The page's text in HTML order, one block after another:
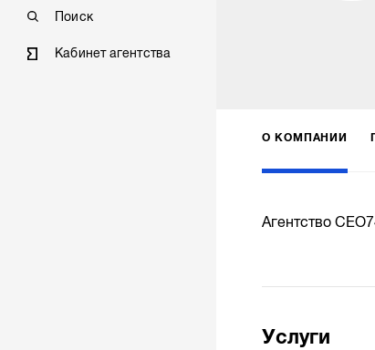
Поиск
Кабинет агентства
О КОМПАНИИ
Агентство
Услуги